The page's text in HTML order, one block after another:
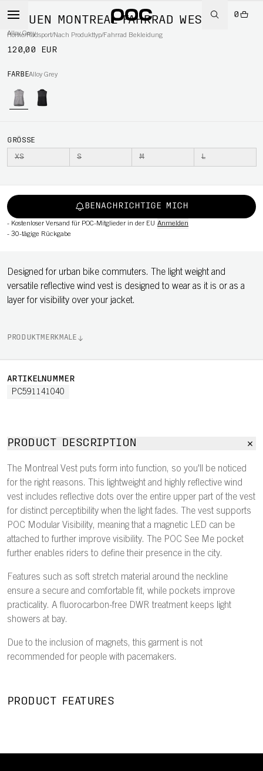
0
Home/Radsport/Nach Produkttyp/Fahrrad Bekleidung
FRAUEN MONTREAL FAHRRAD WESTE
Alloy Grey
120,00 EUR
FARBEAlloy Grey
GRÖSSE
XS S M L
BENACHRICHTIGE MICH
- Kostenloser Versand für POC-Mitglieder in der EU Anmelden
- 30-tägige Rückgabe
Designed for urban bike commuters. The light weight and
versatile reflective wind vest is designed to wear as it is or as a
layer for visibility over your jacket.
PRODUKTMERKMALE
ARTIKELNUMMER
PC591141040
PRODUCT DESCRIPTION
The Montreal Vest puts form into function, so you'll be noticed
for the right reasons. This lightweight and highly reflective wind
vest includes reflective dots over the entire upper part of the vest
for distinct perceptibility when the light fades. The vest supports
POC Modular Visibility, meaning that a magnetic LED can be
attached to further improve visibility. The POC See Me pocket
further enables riders to define their presence in the city.
Features such as soft stretch material around the neckline
ensure a secure and comfortable fit, while pockets improve
practicality. A fluorocarbon-free DWR treatment keeps light
showers at bay.
Due to the inclusion of magnets, this garment is not
recommended for people with pacemakers.
PRODUCT FEATURES